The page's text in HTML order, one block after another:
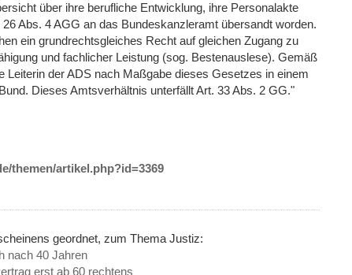
über ihre berufliche Entwicklung, ihre Personalakte
Abs. 4 AGG an das Bundeskanzleramt übersandt worden.
ein grundrechtsgleiches Recht auf gleichen Zugang zu
und fachlicher Leistung (sog. Bestenauslese). Gemäß
Leiterin der ADS nach Maßgabe dieses Gesetzes in einem
Dieses Amtsverhältnis unterfällt Art. 33 Abs. 2 GG."
themen/artikel.php?id=3369
geordnet, zum Thema Justiz:
nach 40 Jahren
erst ab 60 rechtens